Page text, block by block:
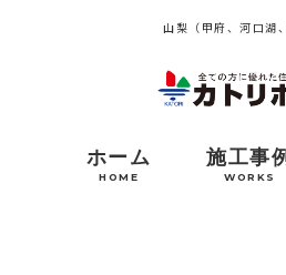
山梨（甲府、河口湖
ホーム
HOME
施工事
WORKS